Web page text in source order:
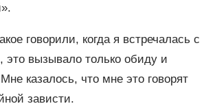
говорили, когда я встречалась с
это вызывало только обиду и
казалось, что мне это говорят
зависти.